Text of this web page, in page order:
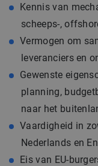
Kennis van
scheeps-,
Vermogen om
leveranciers en
Gewenste
planning,
naar het
Vaardigheid in
Nederlands en
Eis van EU-